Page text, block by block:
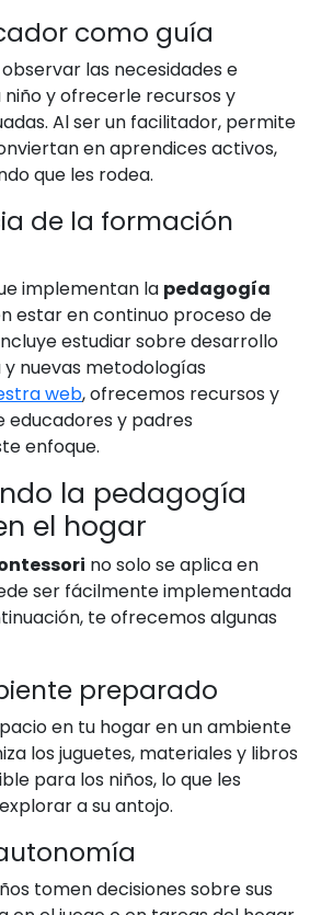
como guía
las necesidades e
y ofrecerle recursos y
Al ser un facilitador, permite
en aprendices activos,
que les rodea.
de la formación
implementan la pedagogía
estar en continuo proceso de
estudiar sobre desarrollo
nuevas metodologías
web, ofrecemos recursos y
educadores y padres
enfoque.
la pedagogía
el hogar
no solo se aplica en
ser fácilmente implementada
te ofrecemos algunas
preparado
en tu hogar en un ambiente
los juguetes, materiales y libros
para los niños, lo que les
a su antojo.
tomen decisiones sobre sus